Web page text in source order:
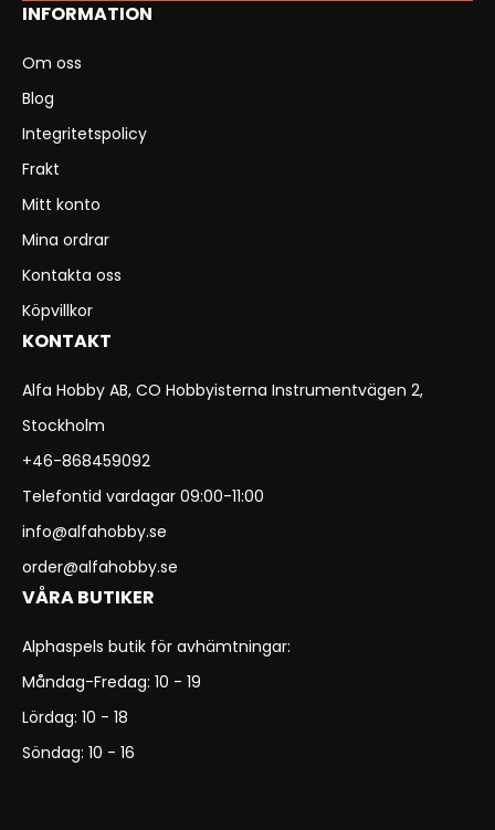
INFORMATION
Om oss
Blog
Integritetspolicy
Frakt
Mitt konto
Mina ordrar
Kontakta oss
Köpvillkor
KONTAKT
Alfa Hobby AB, CO Hobbyisterna Instrumentvägen 2,
Stockholm
+46-868459092
Telefontid vardagar 09:00-11:00
info@alfahobby.se
order@alfahobby.se
VÅRA BUTIKER
Alphaspels butik för avhämtningar:
Måndag-Fredag: 10 - 19
Lördag: 10 - 18
Söndag: 10 - 16